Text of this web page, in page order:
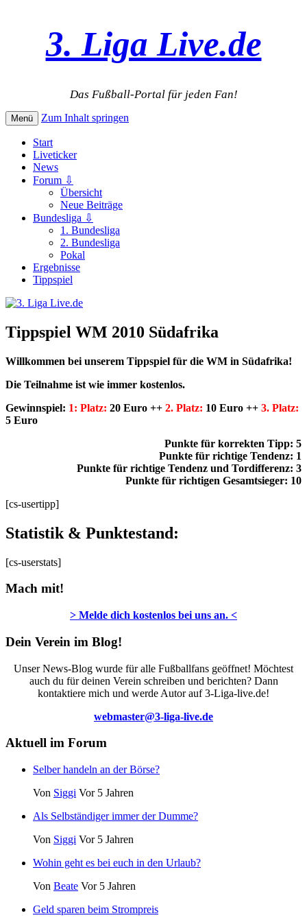
3. Liga Live.de
Das Fußball-Portal für jeden Fan!
Menü Zum Inhalt springen
Start
Liveticker
News
Forum ⇩
Übersicht
Neue Beiträge
Bundesliga ⇩
1. Bundesliga
2. Bundesliga
Pokal
Ergebnisse
Tippspiel
Tippspiel WM 2010 Südafrika
Willkommen bei unserem Tippspiel für die WM in Südafrika!
Die Teilnahme ist wie immer kostenlos.
Gewinnspiel: 1: Platz: 20 Euro ++ 2. Platz: 10 Euro ++ 3. Platz:
5 Euro
Punkte für korrekten Tipp: 5
Punkte für richtige Tendenz: 1
Punkte für richtige Tendenz und Tordifferenz: 3
Punkte für richtigen Gesamtsieger: 10
[cs-usertipp]
Statistik & Punktestand:
[cs-userstats]
Mach mit!
> Melde dich kostenlos bei uns an. <
Dein Verein im Blog!
Unser News-Blog wurde für alle Fußballfans geöffnet! Möchtest
auch du für deinen Verein schreiben und berichten? Dann
kontaktiere mich und werde Autor auf 3-Liga-live.de!
webmaster@3-liga-live.de
Aktuell im Forum
Selber handeln an der Börse?
Von Siggi Vor 5 Jahren
Als Selbständiger immer der Dumme?
Von Siggi Vor 5 Jahren
Wohin geht es bei euch in den Urlaub?
Von Beate Vor 5 Jahren
Geld sparen beim Strompreis